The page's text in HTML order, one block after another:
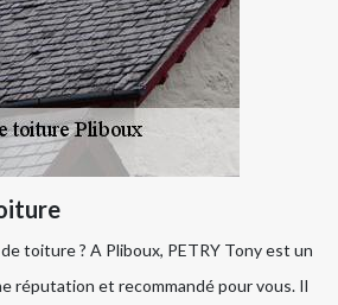
toiture ? A Pliboux, PETRY Tony est un
réputation et recommandé pour vous. Il